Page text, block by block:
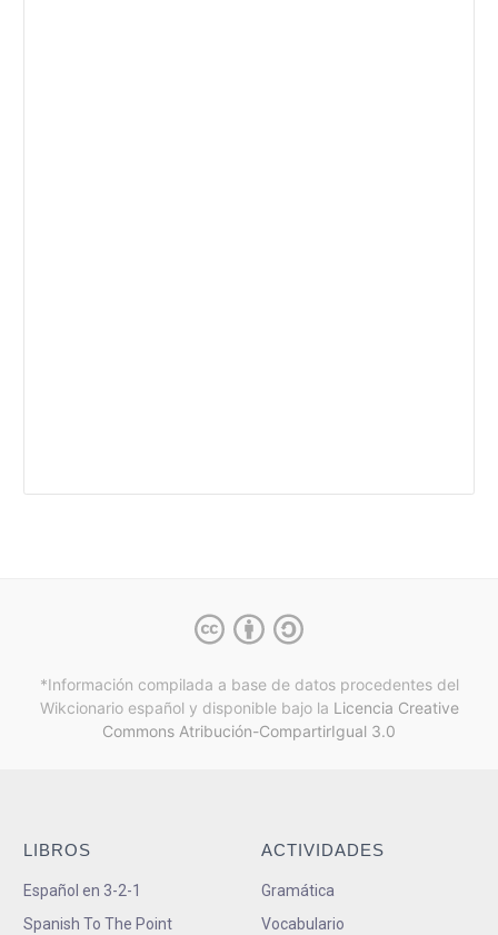
*Información compilada a base de datos procedentes del
Wikcionario español y disponible bajo la Licencia Creative
Commons Atribución-CompartirIgual 3.0
LIBROS
Español en 3-2-1
Spanish To The Point
ACTIVIDADES
Gramática
Vocabulario